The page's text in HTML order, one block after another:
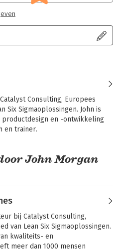
Consulting, Europees
Six Sigmaoplossingen. John is
en -ontwikkeling
en trainer.
John Morgan
bij Catalyst Consulting,
van Lean Six Sigmaoplossingen.
kwaliteits- en
meer dan 1000 mensen